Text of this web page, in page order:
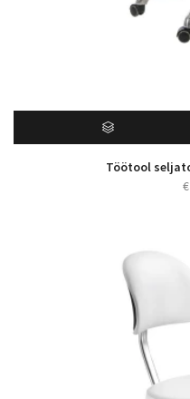
Töötool
€